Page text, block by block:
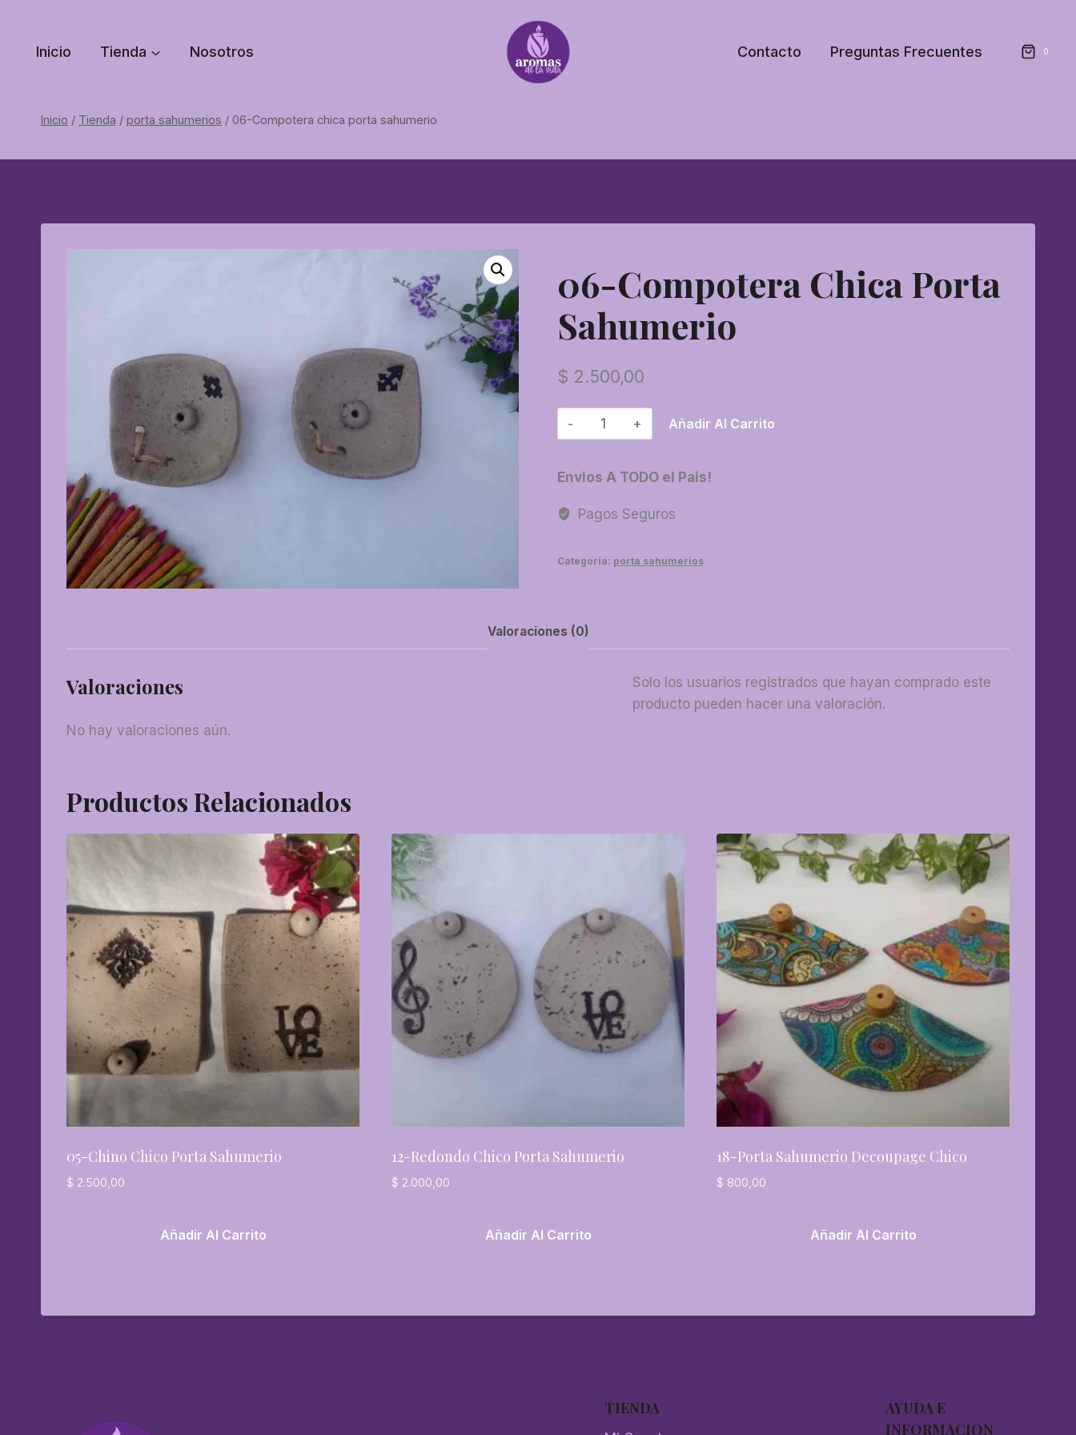
contenido
Inicio Tienda Nosotros Contacto Preguntas Frecuentes 0
Inicio / Tienda / porta sahumerios / 06-Compotera chica porta sahumerio
06-Compotera Chica Porta
Sahumerio
$ 2.500,00
06-
Compotera
porta
cantidad
Añadir Al Carrito
Envios A TODO el Pais!
Pagos Seguros
Categoría: porta sahumerios
Valoraciones (0)
Valoraciones
No hay valoraciones aún.
Solo los usuarios registrados que hayan comprado este
producto pueden hacer una valoración.
Productos Relacionados
05-Chino Chico Porta Sahumerio
$ 2.500,00
Añadir Al Carrito
12-Redondo Chico Porta Sahumerio
$ 2.000,00
Añadir Al Carrito
18-Porta Sahumerio Decoupage Chico
$ 800,00
Añadir Al Carrito
TIENDA
AYUDA E
INFORMACION